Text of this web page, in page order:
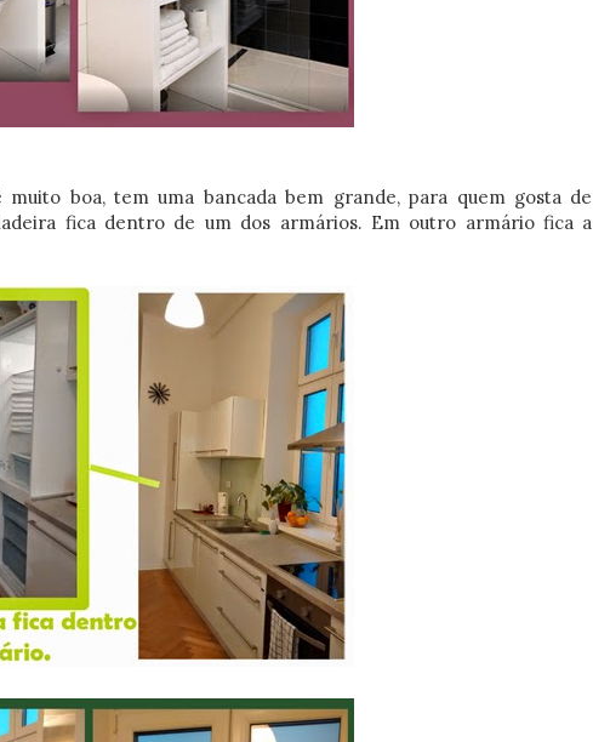
boa, tem uma bancada bem grande, para quem gosta de
fica dentro de um dos armários. Em outro armário fica a